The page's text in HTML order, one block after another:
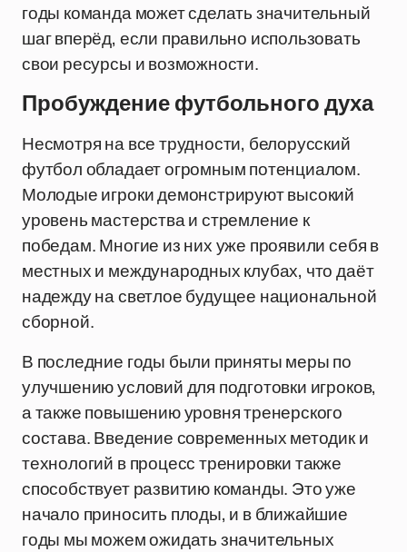
годы команда может сделать значительный
шаг вперёд, если правильно использовать
свои ресурсы и возможности.
Пробуждение футбольного духа
Несмотря на все трудности, белорусский
футбол обладает огромным потенциалом.
Молодые игроки демонстрируют высокий
уровень мастерства и стремление к
победам. Многие из них уже проявили себя в
местных и международных клубах, что даёт
надежду на светлое будущее национальной
сборной.
В последние годы были приняты меры по
улучшению условий для подготовки игроков,
а также повышению уровня тренерского
состава. Введение современных методик и
технологий в процесс тренировки также
способствует развитию команды. Это уже
начало приносить плоды, и в ближайшие
годы мы можем ожидать значительных